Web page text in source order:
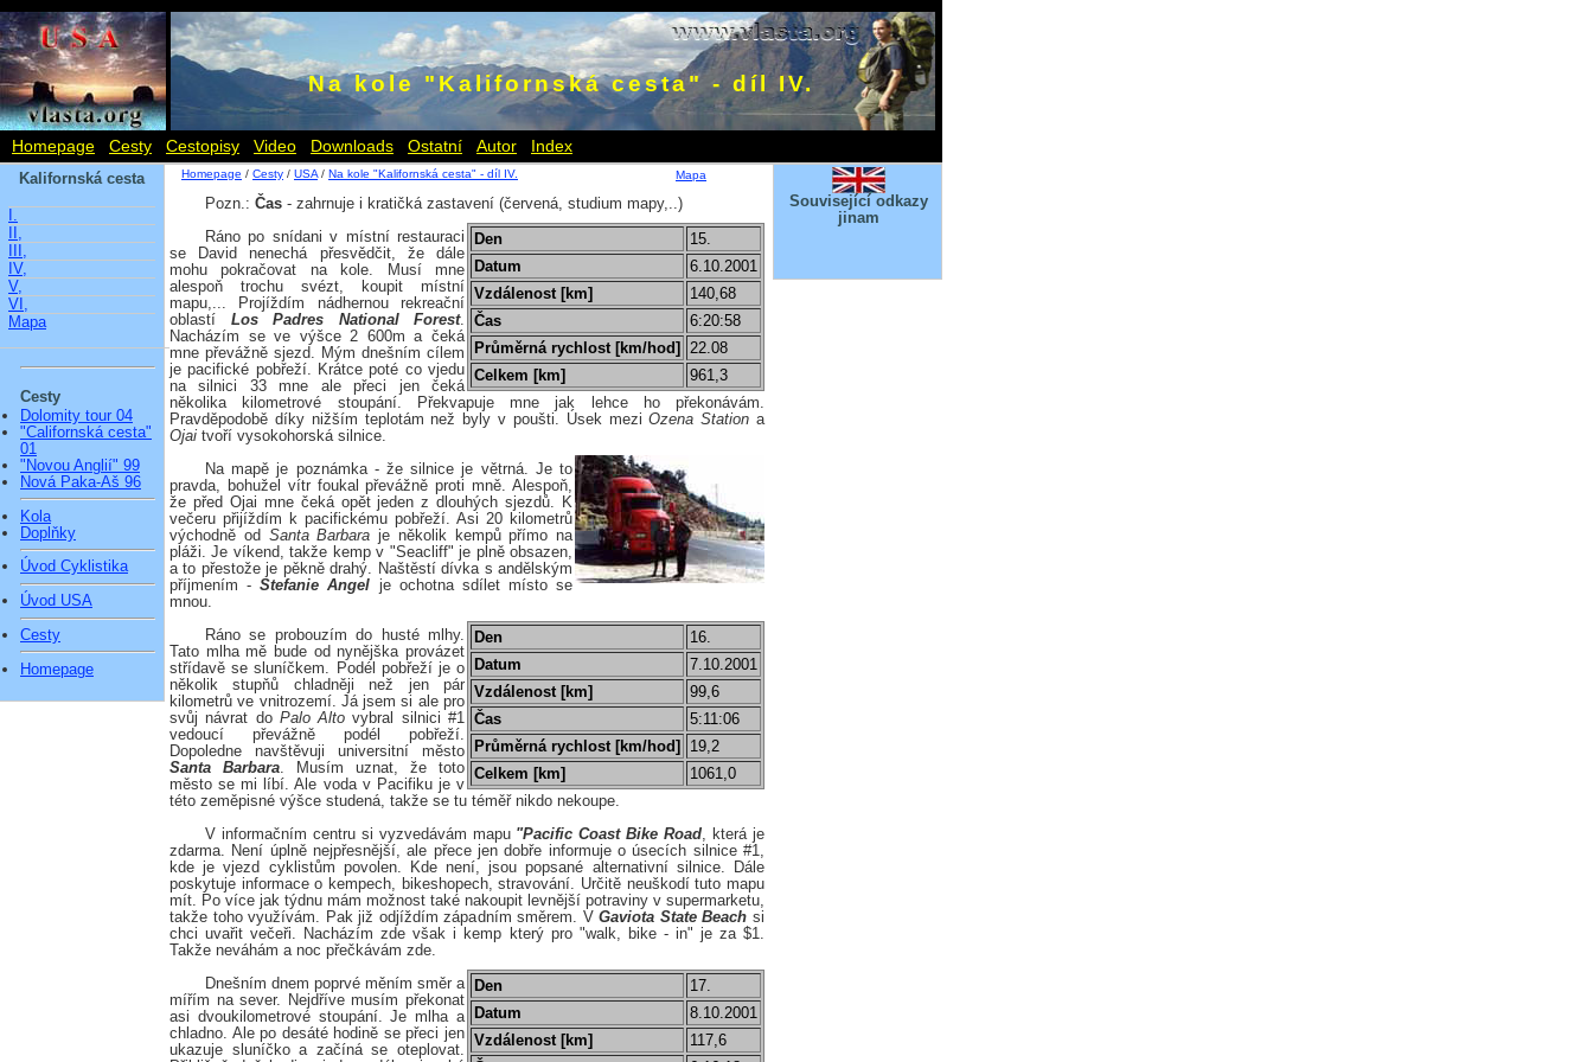
Na kole "Kalifornská cesta" - díl IV.
Homepage Cesty Cestopisy Video Downloads Ostatní Autor Index
Kalifornská cesta
I.
II,
III,
IV,
V,
VI,
Mapa
Cesty
Dolomity tour 04
"Californská cesta"
01
"Novou Anglií" 99
Nová Paka-Aš 96
Kola
Doplňky
Úvod Cyklistika
Úvod USA
Cesty
Homepage
Související odkazy
jinam
Homepage / Cesty / USA / Na kole "Kalifornská cesta" - díl IV. Mapa
Pozn.: Čas - zahrnuje i kratičká zastavení (červená, studium mapy,..)
Den
15.
Datum
6.10.2001
Vzdálenost [km]
140,68
Čas
6:20:58
Průměrná rychlost [km/hod]
22.08
Celkem [km]
961,3
Ráno po snídani v místní restauraci
se David nenechá přesvědčit, že dále
mohu pokračovat na kole. Musí mne
alespoň trochu svézt, koupit místní
mapu,... Projíždím nádhernou rekreační
oblastí Los Padres National Forest.
Nacházím se ve výšce 2 600m a čeká
mne převážně sjezd. Mým dnešním cílem
je pacifické pobřeží. Krátce poté co vjedu
na silnici 33 mne ale přeci jen čeká
několika kilometrové stoupání. Překvapuje mne jak lehce ho překonávám.
Pravděpodobě díky nižším teplotám než byly v poušti. Úsek meziOzena Station a
Ojai tvoří vysokohorská silnice.
Na mapě je poznámka - že silnice je větrná. Je to
pravda, bohužel vítr foukal převážně proti mně. Alespoň,
že před Ojai mne čeká opět jeden z dlouhých sjezdů. K
večeru přijíždím k pacifickému pobřeží. Asi 20 kilometrů
východně od Santa Barbara je několik kempů přímo na
pláži. Je víkend, takže kemp v "Seacliff" je plně obsazen,
a to přestože je pěkně drahý. Naštěstí dívka s andělským
příjmením -Stefanie Angel je ochotna sdílet místo se
mnou.
Den
16.
Datum
7.10.2001
Vzdálenost [km]
99,6
Čas
5:11:06
Průměrná rychlost [km/hod]
19,2
Celkem [km]
1061,0
Ráno se probouzím do husté mlhy.
Tato mlha mě bude od nynějška provázet
střídavě se sluníčkem. Podél pobřeží je o
několik stupňů chladněji než jen pár
kilometrů ve vnitrozemí. Já jsem si ale pro
svůj návrat do Palo Alto vybral silnici #1
vedoucí převážně podél pobřeží.
Dopoledne navštěvuji universitní město
Santa Barbara. Musím uznat, že toto
město se mi líbí. Ale voda v Pacifiku je v
této zeměpisné výšce studená, takže se tu téměř nikdo nekoupe.
V informačním centru si vyzvedávám mapu "Pacific Coast Bike Road, která je
zdarma. Není úplně nejpřesnější, ale přece jen dobře informuje o úsecích silnice #1,
kde je vjezd cyklistům povolen. Kde není, jsou popsané alternativní silnice. Dále
poskytuje informace o kempech, bikeshopech, stravování. Určitě neuškodí tuto mapu
mít. Po více jak týdnu mám možnost také nakoupit levnější potraviny v supermarketu,
takže toho využívám. Pak již odjíždím západním směrem. VGaviota State Beach si
chci uvařit večeři. Nacházím zde však i kemp který pro "walk, bike - in" je za $1.
Takže neváhám a noc přečkávám zde.
Den
17.
Datum
8.10.2001
Vzdálenost [km]
117,6
Dnešním dnem poprvé měním směr a
mířím na sever. Nejdříve musím překonat
asi dvoukilometrové stoupání. Je mlha a
chladno. Ale po desáté hodině se přeci jen
ukazuje sluníčko a začíná se oteplovat.